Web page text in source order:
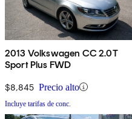
2013 Volkswagen CC 2.0T
Sport Plus FWD
$8,845 Precio alto
Incluye tarifas de conc.